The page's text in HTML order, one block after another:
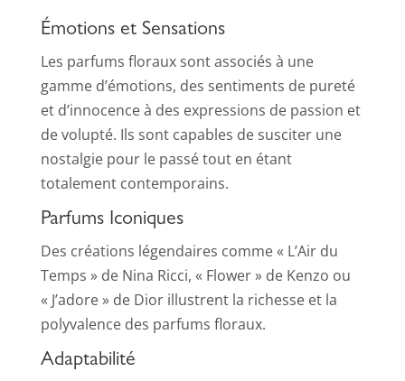
Émotions et Sensations
Les parfums floraux sont associés à une
gamme d’émotions, des sentiments de pureté
et d’innocence à des expressions de passion et
de volupté. Ils sont capables de susciter une
nostalgie pour le passé tout en étant
totalement contemporains.
Parfums Iconiques
Des créations légendaires comme « L’Air du
Temps » de Nina Ricci, « Flower » de Kenzo ou
« J’adore » de Dior illustrent la richesse et la
polyvalence des parfums floraux.
Adaptabilité